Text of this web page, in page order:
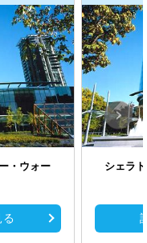
・ウォー
シェラ